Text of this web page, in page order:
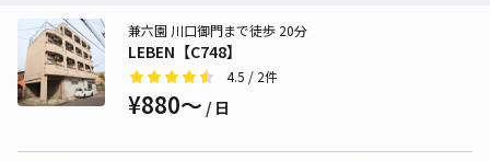
LEBEN【C748】
兼六園 川口御門まで徒歩 20分
4.5 / 2件
¥880〜 / 日